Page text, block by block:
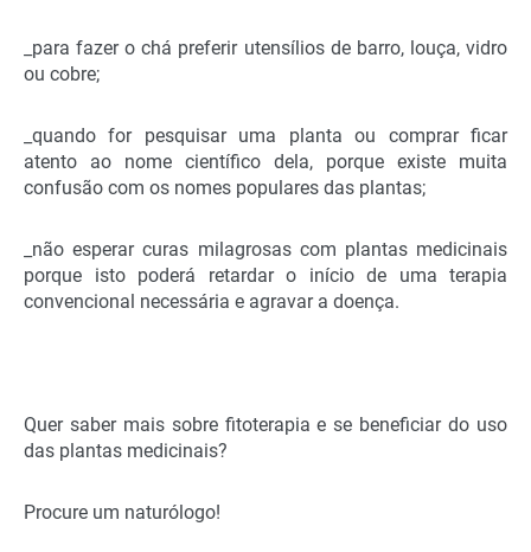
_para fazer o chá preferir utensílios de barro, louça, vidro
ou cobre;
_quando for pesquisar uma planta ou comprar ficar
atento ao nome científico dela, porque existe muita
confusão com os nomes populares das plantas;
_não esperar curas milagrosas com plantas medicinais
porque isto poderá retardar o início de uma terapia
convencional necessária e agravar a doença.
Quer saber mais sobre fitoterapia e se beneficiar do uso
das plantas medicinais?
Procure um naturólogo!